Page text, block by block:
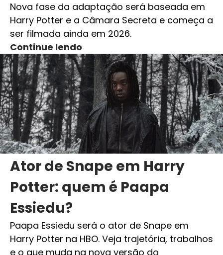
Nova fase da adaptação será baseada em
Harry Potter e a Câmara Secreta e começa a
ser filmada ainda em 2026.
Continue lendo
Ator de Snape em Harry
Potter: quem é Paapa
Essiedu?
Paapa Essiedu será o ator de Snape em
Harry Potter na HBO. Veja trajetória, trabalhos
e o que muda na nova versão do